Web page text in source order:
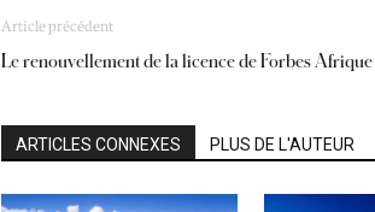
Article précédent
Le renouvellement de la licence de Forbes Afrique
ARTICLES CONNEXES PLUS DE L'AUTEUR